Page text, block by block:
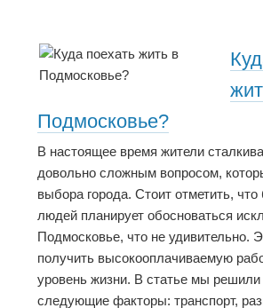
Подмосковье?
В настоящее время жители
довольно сложным вопросом,
выбора города. Стоит отметить,
людей планирует обосноваться
Подмосковье, что не удивительно.
получить высокооплачиваемую
уровень жизни. В статье мы решили
следующие факторы: транспорт,